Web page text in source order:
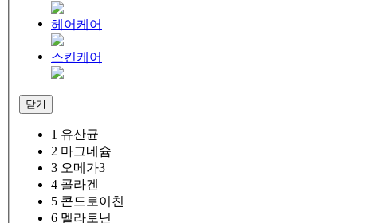
헤어케어
스킨케어
닫기
1 유산균
2 마그네슘
3 오메가3
4 콜라겐
5 콘드로이친
6 멜라토닌